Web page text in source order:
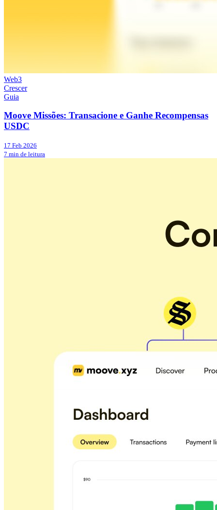
Web3
Crescer
Guia
Moove Missões: Transacione e Ganhe Recompensas
USDC
17 Feb 2026
7 min de leitura